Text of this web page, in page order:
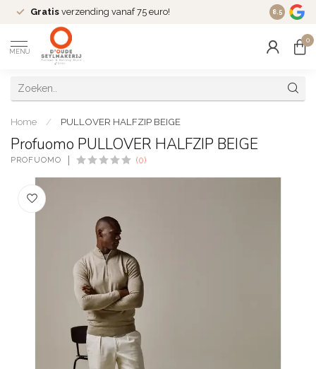
Gratis verzending vanaf 75 euro! Dé
8.5
MENU
0
Home / PULLOVER HALFZIP BEIGE
Profuomo PULLOVER HALFZIP BEIGE
PROFUOMO (0)